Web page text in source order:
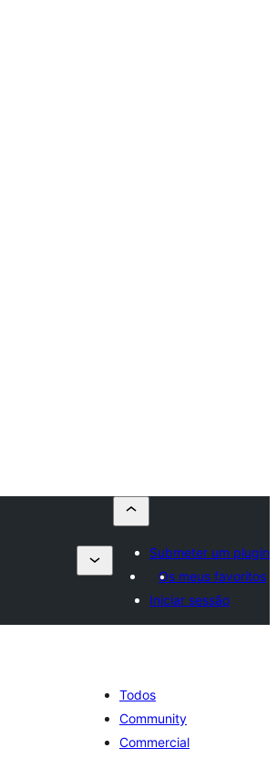
Submeter um plugin
Os meus favoritos
Iniciar sessão
Todos
Community
Commercial